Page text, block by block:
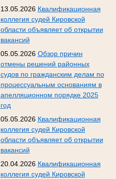
13.05.2026 Квалификационная
коллегия судей Кировской
области объявляет об открытии
вакансий
05.05.2026 Обзор причин
отмены решений районных
судов по гражданским делам по
процессуальным основаниям в
апелляционном порядке 2025
год
05.05.2026 Квалификационная
коллегия судей Кировской
области объявляет об открытии
вакансий
20.04.2026 Квалификационная
коллегия судей Кировской